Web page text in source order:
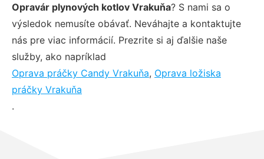
Opravár plynových kotlov Vrakuňa? S nami sa o
výsledok nemusíte obávať. Neváhajte a kontaktujte
nás pre viac informácií. Prezrite si aj ďalšie naše
služby, ako napríklad
Oprava práčky Candy Vrakuňa, Oprava ložiska
práčky Vrakuňa
.